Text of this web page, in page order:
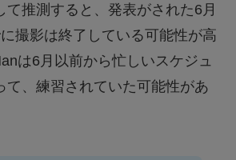
て推測すると、発表がされた6月
撮影は終了している可能性が高
は6月以前から忙しいスケジュ
て、練習されていた可能性があ